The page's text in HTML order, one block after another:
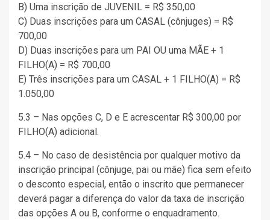
B) Uma inscrição de JUVENIL = R$ 350,00
C) Duas inscrições para um CASAL (cônjuges) = R$
700,00
D) Duas inscrições para um PAI OU uma MÃE + 1
FILHO(A) = R$ 700,00
E) Três inscrições para um CASAL + 1 FILHO(A) = R$
1.050,00
5.3 – Nas opções C, D e E acrescentar R$ 300,00 por
FILHO(A) adicional.
5.4 – No caso de desistência por qualquer motivo da
inscrição principal (cônjuge, pai ou mãe) fica sem efeito
o desconto especial, então o inscrito que permanecer
deverá pagar a diferença do valor da taxa de inscrição
das opções A ou B, conforme o enquadramento.